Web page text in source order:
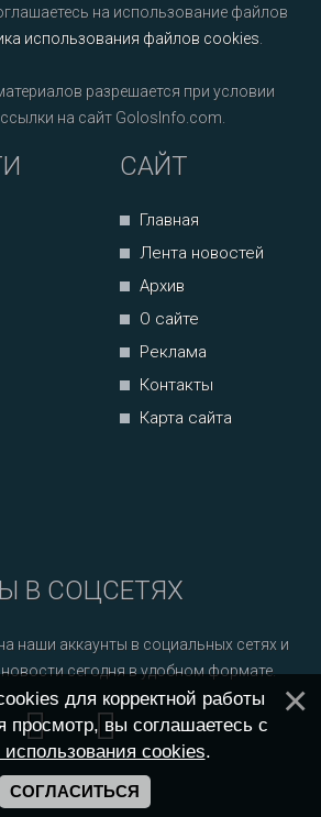
на использование файлов
использования файлов cookies
разрешается при условии
на сайт GolosInfo.com.
САЙТ
Главная
Лента новостей
Архив
О сайте
Реклама
Контакты
Карта сайта
В СОЦСЕТЯХ
наши аккаунты в социальных сетях и
сегодня в удобном формате.
для корректной работы
просмотр, вы соглашаетесь с
cookies.
СОГЛАСИТЬСЯ